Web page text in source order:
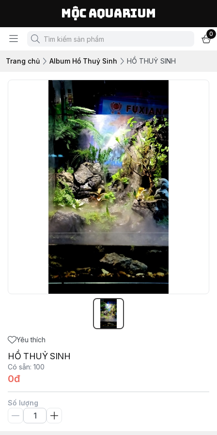
Mộc Aquarium
0
Trang chủ Album Hồ Thuỷ Sinh HỒ THUỶ SINH
Yêu thích
HỒ THUỶ SINH
Có sẵn: 100
0đ
Số lượng